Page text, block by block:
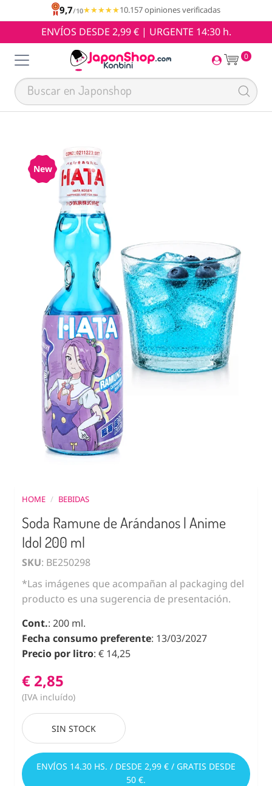
9,7/10★★★★★
★★★★★10.157 opiniones verificadas
ENVÍOS DESDE 2,99 € | URGENTE 14:30 h.
0
New
HOME / BEBIDAS
Soda Ramune de Arándanos | Anime
Idol 200 ml
SKU: BE250298
*Las imágenes que acompañan al packaging del
producto es una sugerencia de presentación.
Cont.: 200 ml.
Fecha consumo preferente: 13/03/2027
Precio por litro: € 14,25
€ 2,85
(IVA incluído)
SIN STOCK
ENVÍOS 14.30 HS. / DESDE 2,99 € / GRATIS DESDE
50 €.